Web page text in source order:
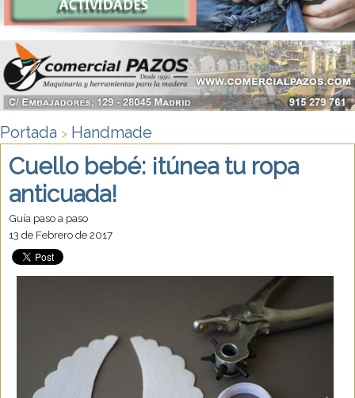
Portada > Handmade
Cuello bebé: ¡túnea tu ropa
anticuada!
Guía paso a paso
13 de Febrero de 2017